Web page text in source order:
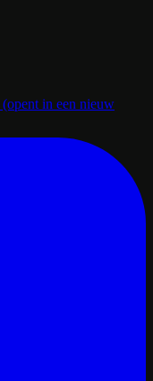
(opent in een nieuw